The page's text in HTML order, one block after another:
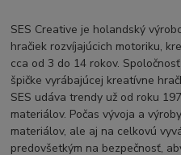
SES Creative je holandský
hračiek rozvíjajúcich motoriku,
cca od 3 do 14 rokov.
špičke vyrábajúcej kreatívne
SES udáva trendy už od roku
materiálov. Počas vývoja a
materiálov, ale aj na celkovú
predovšetkým na bezpečnosť,